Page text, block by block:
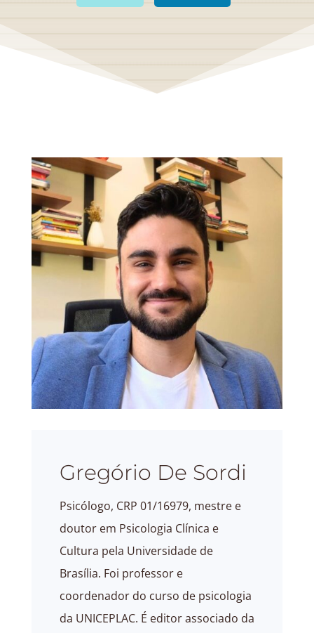
Gregório De Sordi
Psicólogo, CRP 01/16979, mestre e
doutor em Psicologia Clínica e
Cultura pela Universidade de
Brasília. Foi professor e
coordenador do curso de psicologia
da UNICEPLAC. É editor associado da